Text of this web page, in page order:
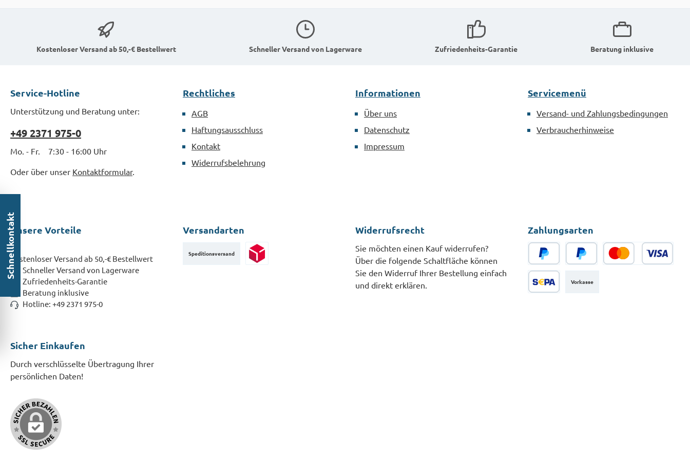
Kostenloser Versand ab 50,-€ Bestellwert Schneller Versand von Lagerware Zufriedenheits-Garantie Beratung inklusive
Service-Hotline
Unterstützung und Beratung unter:
+49 2371 975-0
Mo. - Fr. 7:30 - 16:00 Uhr
Oder über unser Kontaktformular.
Rechtliches
AGB
Haftungsausschluss
Kontakt
Widerrufsbelehrung
Informationen
Über uns
Datenschutz
Impressum
Servicemenü
Versand- und Zahlungsbedingungen
Verbraucherhinweise
Unsere Vorteile
Kostenloser Versand ab 50,-€ Bestellwert
Schneller Versand von Lagerware
Zufriedenheits-Garantie
Beratung inklusive
Hotline: +49 2371 975-0
Versandarten
Speditionsversand
Widerrufsrecht
Sie möchten einen Kauf widerrufen?
Über die folgende Schaltfläche können
Sie den Widerruf Ihrer Bestellung einfach
und direkt erklären.
Zahlungsarten
PayPal
Vorkasse
Sicher Einkaufen
Durch verschlüsselte Übertragung Ihrer
persönlichen Daten!
Schnellkontakt